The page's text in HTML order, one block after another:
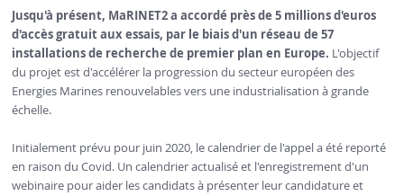
Jusqu'à présent, MaRINET2 a accordé près de 5 millions d'euros
d'accès gratuit aux essais, par le biais d'un réseau de 57
installations de recherche de premier plan en Europe. L'objectif
du projet est d'accélérer la progression du secteur européen des
Energies Marines renouvelables vers une industrialisation à grande
échelle.
Initialement prévu pour juin 2020, le calendrier de l'appel a été reporté
en raison du Covid. Un calendrier actualisé et l'enregistrement d'un
webinaire pour aider les candidats à présenter leur candidature et